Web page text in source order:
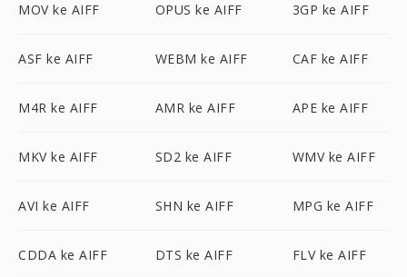
MOV ke AIFF OPUS ke AIFF 3GP ke AIFF
ASF ke AIFF WEBM ke AIFF CAF ke AIFF
M4R ke AIFF AMR ke AIFF APE ke AIFF
MKV ke AIFF SD2 ke AIFF WMV ke AIFF
AVI ke AIFF SHN ke AIFF MPG ke AIFF
CDDA ke AIFF DTS ke AIFF FLV ke AIFF